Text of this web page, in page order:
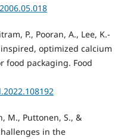
P., Pooran, A., Lee, K.-
inspired, optimized calcium
food packaging. Food
M., Puttonen, S., &
in the